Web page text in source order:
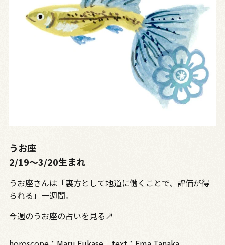
うお座
2/19〜3/20生まれ
うお座さんは「裏方として地道に働くことで、評価が得
られる」一週間。
今週のうお座の占いを見る↗